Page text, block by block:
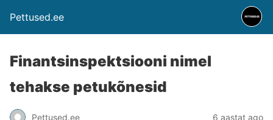
Pettused.ee
Finantsinspektsiooni nimel
tehakse petukõnesid
Pettused.ee 6 aastat ago